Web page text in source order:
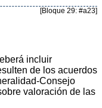
[Bloque 29: #a23]
incluir
de los acuerdos
Consejo
valoración de las